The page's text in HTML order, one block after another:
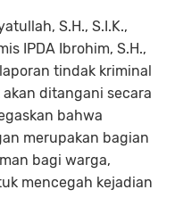
S.H., S.I.K.,
IPDA Ibrohim, S.H.,
tindak kriminal
ditangani secara
bahwa
merupakan bagian
bagi warga,
mencegah kejadian